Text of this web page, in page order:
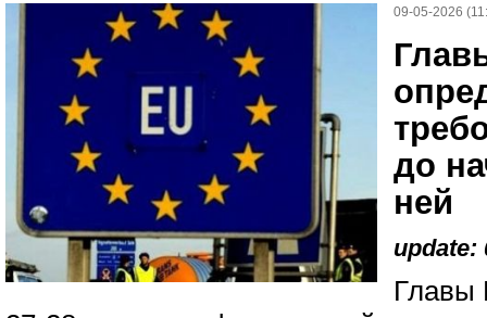
09-05-2026
до
ней
update:
Главы